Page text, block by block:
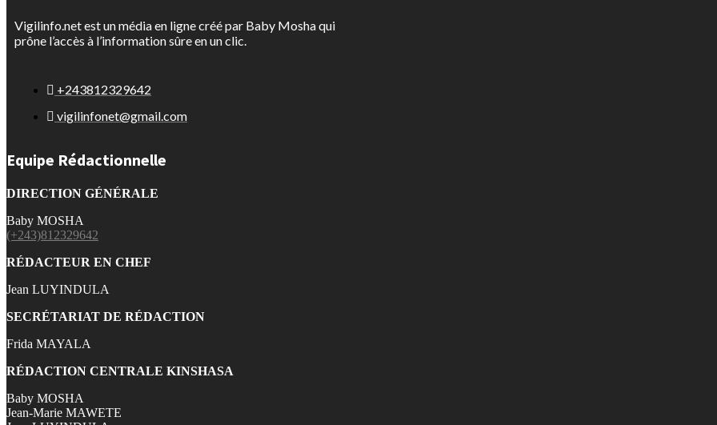
Vigilinfo.net est un média en ligne créé par Baby Mosha qui
prône l’accès à l’information sûre en un clic.
+243812329642
vigilinfonet@gmail.com
Equipe Rédactionnelle
DIRECTION GÉNÉRALE
Baby MOSHA
(+243)812329642
RÉDACTEUR EN CHEF
Jean LUYINDULA
SECRÉTARIAT DE RÉDACTION
Frida MAYALA
RÉDACTION CENTRALE KINSHASA
Baby MOSHA
Jean-Marie MAWETE